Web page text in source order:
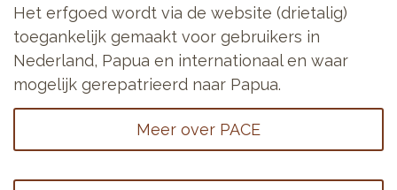
Het erfgoed wordt via de website (drietalig)
toegankelijk gemaakt voor gebruikers in
Nederland, Papua en internationaal en waar
mogelijk gerepatrieerd naar Papua.
Meer over PACE